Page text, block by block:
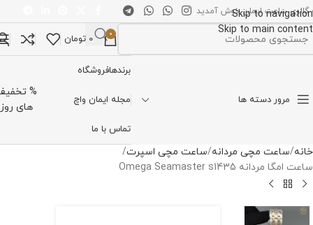
Skip to navigation
Skip to main content
گالری ساعت ایمان خوش آمدید
0
0 تومان
مرور دسته ها
برندهافروشگاه
مجله ایمان واچ
تماس با ما
%
های روز
خانه ساعت مچی مردانه ساعت مچی اسپرت
ساعت امگا مردانه Omega Seamaster s1435